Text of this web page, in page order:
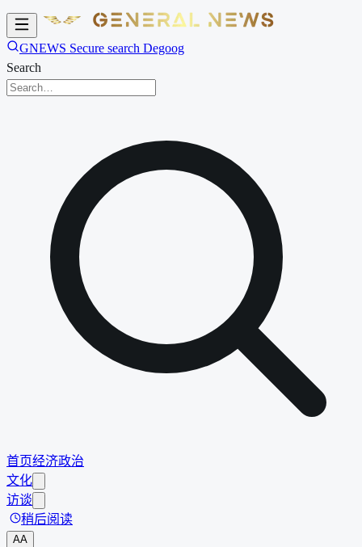
GNEWS Secure search Degoog
Search
首页经济政治
文化
访谈
稍后阅读
AA